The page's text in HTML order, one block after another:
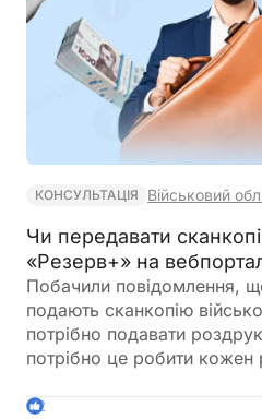
КОНСУЛЬТАЦІЯ Військовий
Чи передавати
«Резерв+» на
Побачили повідомлення,
подають сканкопію
потрібно подавати
потрібно це робити кожен
2